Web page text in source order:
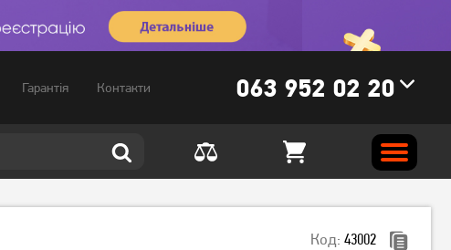
Гарантія Контакти 063 952 02 20
Код: 43002